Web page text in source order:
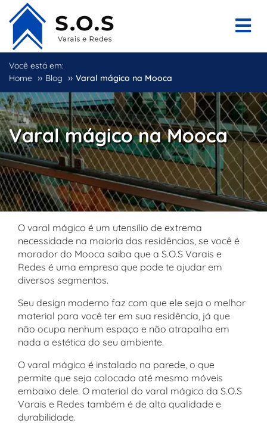
Você está em:
Home ›› Blog ›› Varal mágico na Mooca
Varal mágico na Mooca
O varal mágico é um utensílio de extrema
necessidade na maioria das residências, se você é
morador do Mooca saiba que a S.O.S Varais e
Redes é uma empresa que pode te ajudar em
diversos segmentos.
Seu design moderno faz com que ele seja o melhor
material para você ter em sua residência, já que
não ocupa nenhum espaço e não atrapalha em
nada a estética do seu ambiente.
O varal mágico é instalado na parede, o que
permite que seja colocado até mesmo móveis
embaixo dele. O material do varal mágico da S.O.S
Varais e Redes também é de alta qualidade e
durabilidade.